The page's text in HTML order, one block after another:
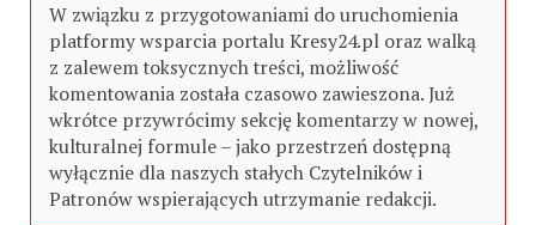
W związku z przygotowaniami do uruchomienia
platformy wsparcia portalu Kresy24.pl oraz walką
z zalewem toksycznych treści, możliwość
komentowania została czasowo zawieszona. Już
wkrótce przywrócimy sekcję komentarzy w nowej,
kulturalnej formule – jako przestrzeń dostępną
wyłącznie dla naszych stałych Czytelników i
Patronów wspierających utrzymanie redakcji.